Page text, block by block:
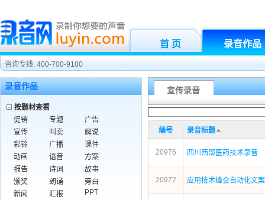
首 页 录音作品
咨询专线: 400-700-9100
录音作品
按题材查看
促销
专题
广告
宣传
叫卖
解说
彩铃
广播
课件
动画
语音
方案
报告
诗词
故事
颁奖
朗诵
旁白
新闻
汇报
PPT
宣传录音
编号 录音标题
20976 四川西部医药技术录音
20972 应用技术峰会自动化文